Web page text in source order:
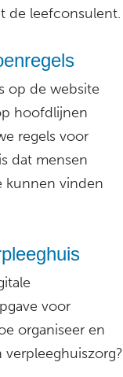
de leefconsulent.
op de website
hoofdlijnen
regels voor
dat mensen
kunnen vinden
voor
organiseer en